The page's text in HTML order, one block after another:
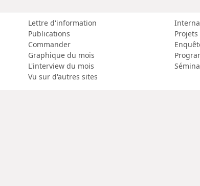
Lettre d'information
Publications
Commander
Graphique du mois
L'interview du mois
Vu sur d'autres sites
Projets